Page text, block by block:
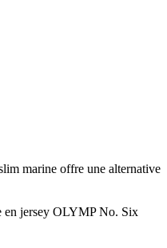
marine offre une alternative
en jersey OLYMP No. Six